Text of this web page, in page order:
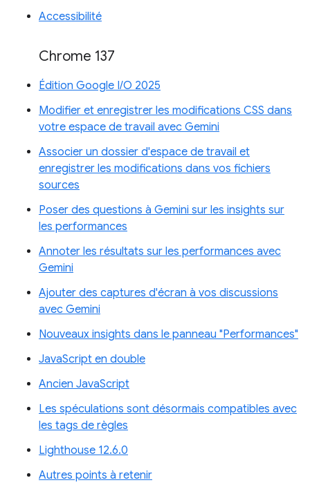
Accessibilité
Chrome 137
Édition Google I/O 2025
Modifier et enregistrer les modifications CSS dans
votre espace de travail avec Gemini
Associer un dossier d'espace de travail et
enregistrer les modifications dans vos fichiers
sources
Poser des questions à Gemini sur les insights sur
les performances
Annoter les résultats sur les performances avec
Gemini
Ajouter des captures d'écran à vos discussions
avec Gemini
Nouveaux insights dans le panneau "Performances"
JavaScript en double
Ancien JavaScript
Les spéculations sont désormais compatibles avec
les tags de règles
Lighthouse 12.6.0
Autres points à retenir